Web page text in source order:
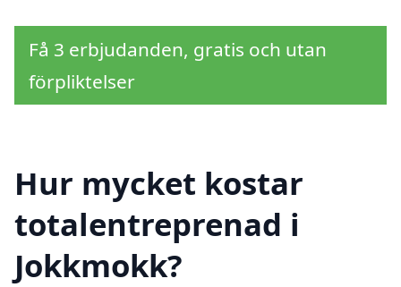
Få 3 erbjudanden, gratis och utan
förpliktelser
Hur mycket kostar
totalentreprenad i
Jokkmokk?